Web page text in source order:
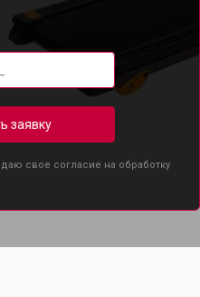
заявку
свое согласие на обработку